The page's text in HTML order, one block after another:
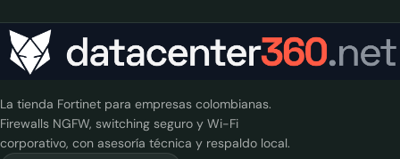
La tienda Fortinet para empresas colombianas.
Firewalls NGFW, switching seguro y Wi-Fi
corporativo, con asesoría técnica y respaldo local.